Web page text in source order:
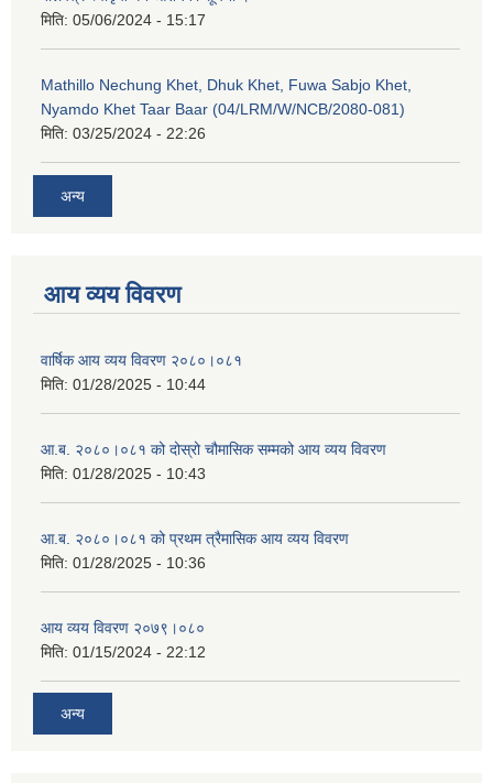
मिति: 05/06/2024 - 15:17
Mathillo Nechung Khet, Dhuk Khet, Fuwa Sabjo Khet,
Nyamdo Khet Taar Baar (04/LRM/W/NCB/2080-081)
मिति: 03/25/2024 - 22:26
अन्य
आय व्यय विवरण
वार्षिक आय व्यय विवरण २०८०।०८१
मिति: 01/28/2025 - 10:44
आ.ब. २०८०।०८१ को दोस्रो चौमासिक सम्मको आय व्यय विवरण
मिति: 01/28/2025 - 10:43
आ.ब. २०८०।०८१ को प्रथम त्रैमासिक आय व्यय विवरण
मिति: 01/28/2025 - 10:36
आय व्यय विवरण २०७९।०८०
मिति: 01/15/2024 - 22:12
अन्य